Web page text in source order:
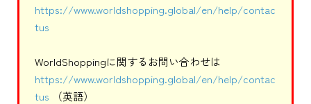
https://www.worldshopping.global/en/help/contac
tus
WorldShoppingに関するお問い合わせは
https://www.worldshopping.global/en/help/contac
tus
（英語）